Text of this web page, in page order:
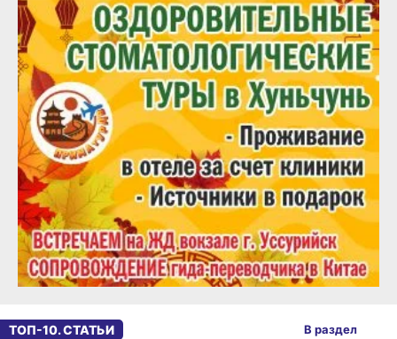
ТОП-10. СТАТЬИ В раздел